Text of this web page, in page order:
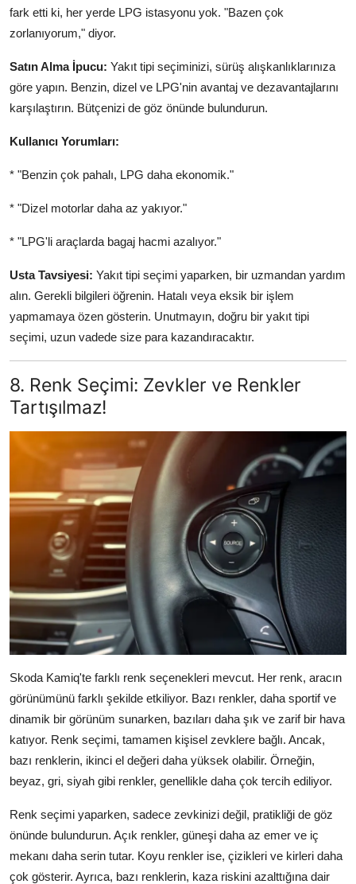
fark etti ki, her yerde LPG istasyonu yok. "Bazen çok
zorlanıyorum," diyor.
Satın Alma İpucu: Yakıt tipi seçiminizi, sürüş alışkanlıklarınıza
göre yapın. Benzin, dizel ve LPG'nin avantaj ve dezavantajlarını
karşılaştırın. Bütçenizi de göz önünde bulundurun.
Kullanıcı Yorumları:
* "Benzin çok pahalı, LPG daha ekonomik."
* "Dizel motorlar daha az yakıyor."
* "LPG'li araçlarda bagaj hacmi azalıyor."
Usta Tavsiyesi: Yakıt tipi seçimi yaparken, bir uzmandan yardım
alın. Gerekli bilgileri öğrenin. Hatalı veya eksik bir işlem
yapmamaya özen gösterin. Unutmayın, doğru bir yakıt tipi
seçimi, uzun vadede size para kazandıracaktır.
8. Renk Seçimi: Zevkler ve Renkler
Tartışılmaz!
Skoda Kamiq'te farklı renk seçenekleri mevcut. Her renk, aracın
görünümünü farklı şekilde etkiliyor. Bazı renkler, daha sportif ve
dinamik bir görünüm sunarken, bazıları daha şık ve zarif bir hava
katıyor. Renk seçimi, tamamen kişisel zevklere bağlı. Ancak,
bazı renklerin, ikinci el değeri daha yüksek olabilir. Örneğin,
beyaz, gri, siyah gibi renkler, genellikle daha çok tercih ediliyor.
Renk seçimi yaparken, sadece zevkinizi değil, pratikliği de göz
önünde bulundurun. Açık renkler, güneşi daha az emer ve iç
mekanı daha serin tutar. Koyu renkler ise, çizikleri ve kirleri daha
çok gösterir. Ayrıca, bazı renklerin, kaza riskini azalttığına dair